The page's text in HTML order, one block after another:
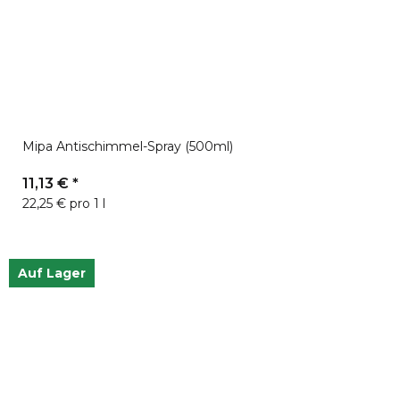
Mipa Antischimmel-Spray (500ml)
11,13 € *
22,25 € pro 1 l
Auf Lager